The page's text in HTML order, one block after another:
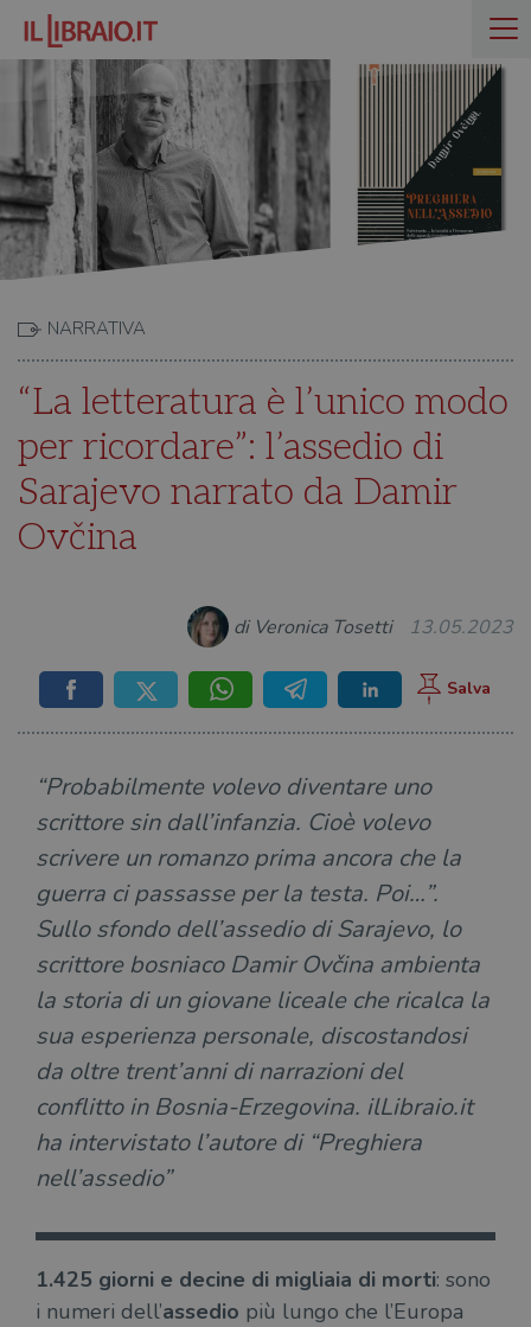
NARRATIVA
“La letteratura è l’unico modo
per ricordare”: l’assedio di
Sarajevo narrato da Damir
Ovčina
di Veronica Tosetti 13.05.2023
“Probabilmente volevo diventare uno
scrittore sin dall’infanzia. Cioè volevo
scrivere un romanzo prima ancora che la
guerra ci passasse per la testa. Poi…”.
Sullo sfondo dell’assedio di Sarajevo, lo
scrittore bosniaco Damir Ovčina ambienta
la storia di un giovane liceale che ricalca la
sua esperienza personale, discostandosi
da oltre trent’anni di narrazioni del
conflitto in Bosnia-Erzegovina. ilLibraio.it
ha intervistato l’autore di “Preghiera
nell’assedio”
1.425 giorni e decine di migliaia di morti: sono
i numeri dell’assedio più lungo che l’Europa